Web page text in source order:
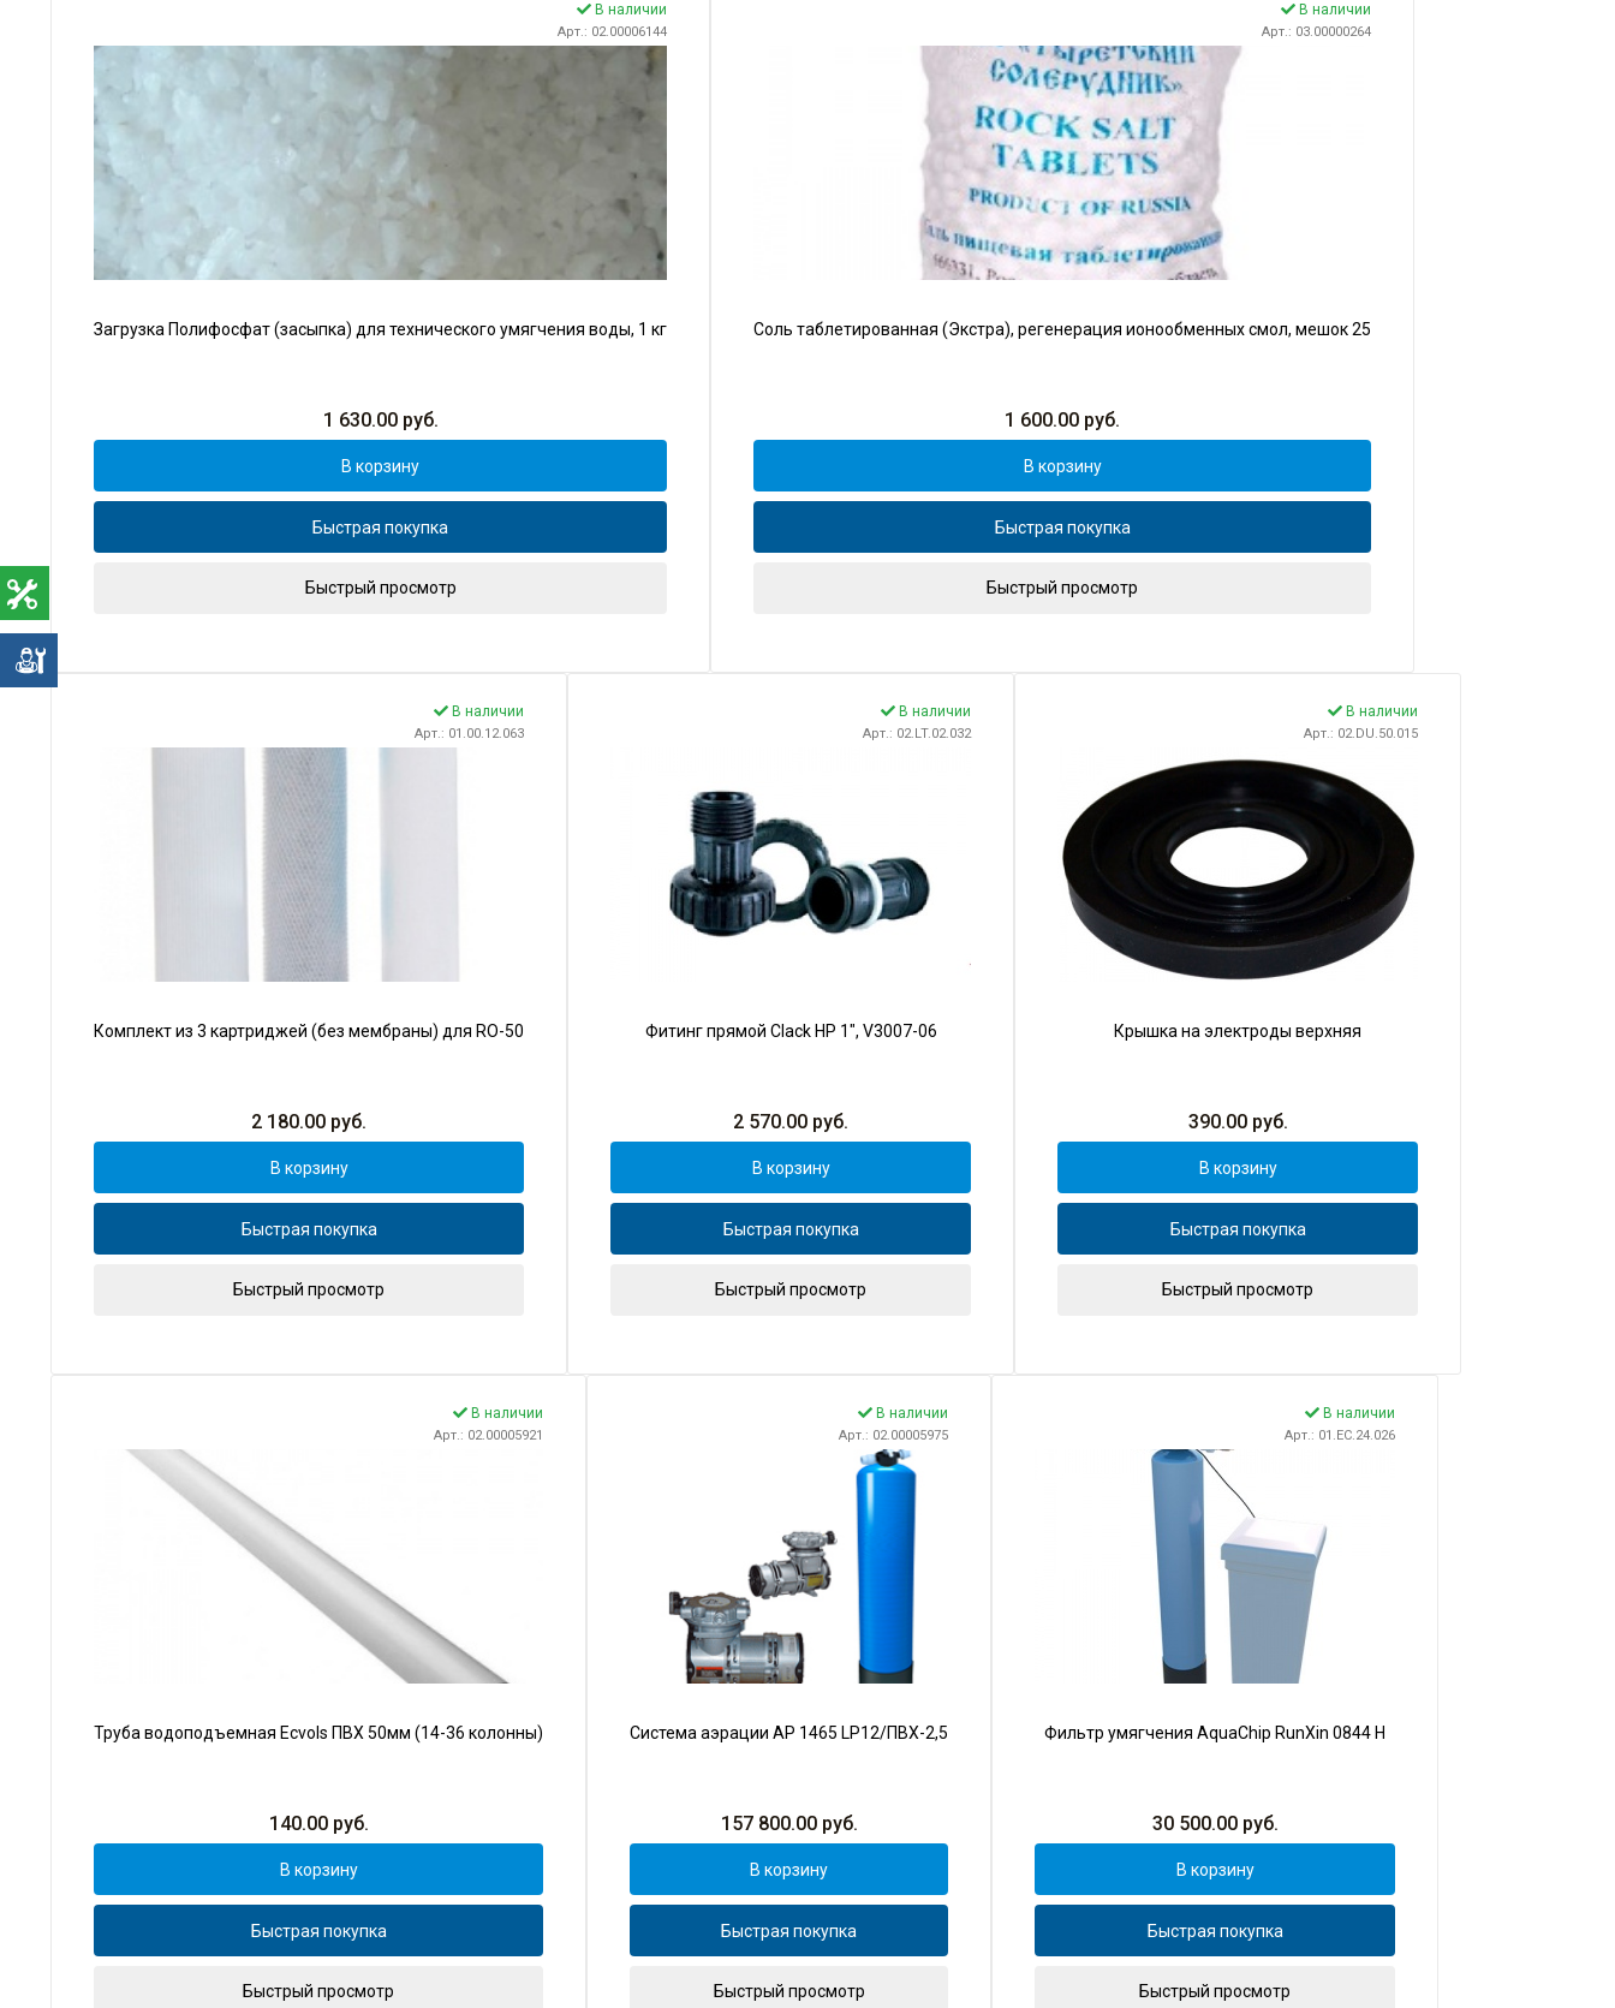
В наличии
Арт.: 02.00006144
Загрузка Полифосфат (засыпка) для технического умягчения воды, 1 кг
1 630.00руб.
В корзину
Быстрая покупка
Быстрый просмотр
В наличии
Арт.: 03.00000264
Соль таблетированная (Экстра), регенерация ионообменных смол, мешок 25
1 600.00 руб.
В корзину
Быстрая покупка
Быстрый просмотр
В наличии
Арт.: 01.00.12.063
Комплект из 3 картриджей (без мембраны) для RO-50
2 180.00 руб.
В корзину
Быстрая покупка
Быстрый просмотр
В наличии
Арт.: 02.LT.02.032
Фитинг прямой Clack НР 1", V3007-06
2 570.00 руб.
В корзину
Быстрая покупка
Быстрый просмотр
В наличии
Арт.: 02.DU.50.015
Крышка на электроды верхняя
390.00руб.
В корзину
Быстрая покупка
Быстрый просмотр
В наличии
Арт.: 02.00005921
Труба водоподъемная Ecvols ПВХ 50мм (14-36 колонны)
140.00руб.
В корзину
Быстрая покупка
Быстрый просмотр
В наличии
Арт.: 02.00005975
Система аэрации AP 1465 LP12/ПВХ-2,5
157 800.00руб.
В корзину
Быстрая покупка
Быстрый просмотр
В наличии
Арт.: 01.EC.24.026
Фильтр умягчения AquaChip RunXin 0844 H
30 500.00руб.
В корзину
Быстрая покупка
Быстрый просмотр